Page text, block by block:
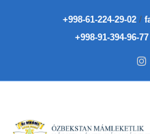
+998-61-224-29-02/
+998-91-394-96-77